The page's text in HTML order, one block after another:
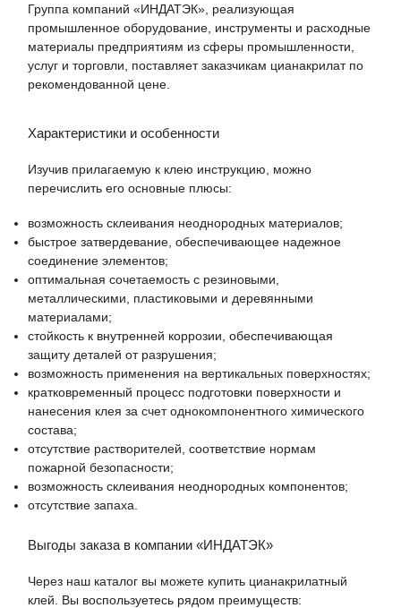
Группа компаний «ИНДАТЭК», реализующая
промышленное оборудование, инструменты и расходные
материалы предприятиям из сферы промышленности,
услуг и торговли, поставляет заказчикам цианакрилат по
рекомендованной цене.
Характеристики и особенности
Изучив прилагаемую к клею инструкцию, можно
перечислить его основные плюсы:
возможность склеивания неоднородных материалов;
быстрое затвердевание, обеспечивающее надежное
соединение элементов;
оптимальная сочетаемость с резиновыми,
металлическими, пластиковыми и деревянными
материалами;
стойкость к внутренней коррозии, обеспечивающая
защиту деталей от разрушения;
возможность применения на вертикальных поверхностях;
кратковременный процесс подготовки поверхности и
нанесения клея за счет однокомпонентного химического
состава;
отсутствие растворителей, соответствие нормам
пожарной безопасности;
возможность склеивания неоднородных компонентов;
отсутствие запаха.
Выгоды заказа в компании «ИНДАТЭК»
Через наш каталог вы можете купить цианакрилатный
клей. Вы воспользуетесь рядом преимуществ: